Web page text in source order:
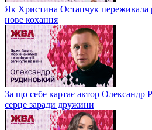
Як Христина Остапчук переживала
нове кохання
За що себе картає актор Олександр
серце заради дружини